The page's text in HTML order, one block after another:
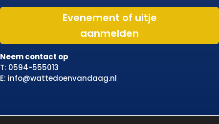
Evenement of uitje
aanmelden
Neem contact op
T: 0594-555013
E: info@wattedoenvandaag.nl